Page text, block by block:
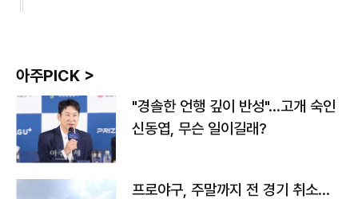
아주PICK >
"경솔한 언행 깊이 반성"…고개 숙인
신동엽, 무슨 일이길래?
프로야구, 주말까지 전 경기 취소…